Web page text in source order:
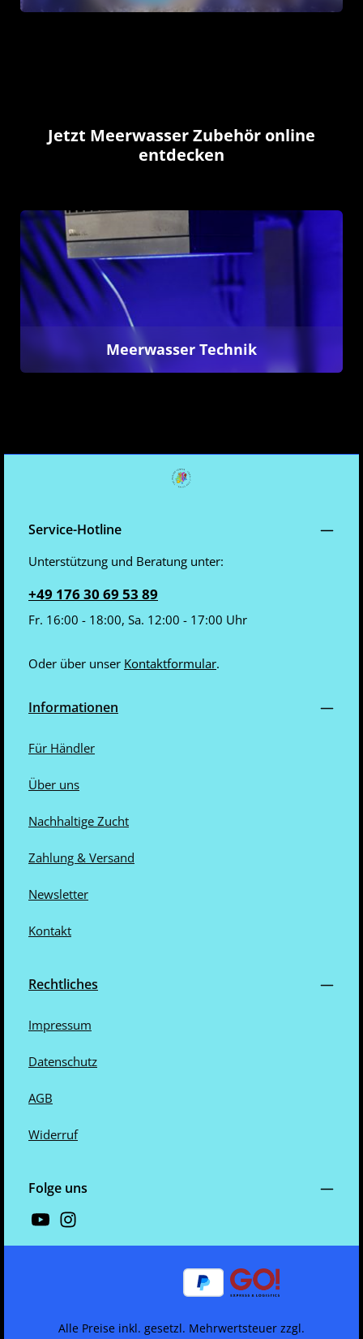
Jetzt Meerwasser Zubehör online
entdecken
Kategoriegalerie überspringen
Meerwasser Technik
Service-Hotline
Unterstützung und Beratung unter:
+49 176 30 69 53 89
Fr. 16:00 - 18:00, Sa. 12:00 - 17:00 Uhr
Oder über unser Kontaktformular.
Informationen
Für Händler
Über uns
Nachhaltige Zucht
Zahlung & Versand
Newsletter
Kontakt
Rechtliches
Impressum
Datenschutz
AGB
Widerruf
Folge uns
Alle Preise inkl. gesetzl. Mehrwertsteuer zzgl.